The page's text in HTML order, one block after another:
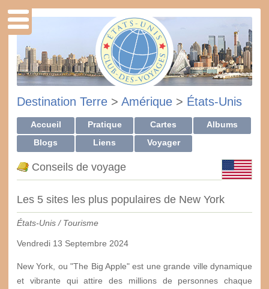
Destination Terre > Amérique > États-Unis
Accueil Pratique Cartes
Albums
Blogs
Liens Voyager
Conseils de voyage
Les 5 sites les plus populaires de New York
États-Unis / Tourisme
Vendredi 13 Septembre 2024
New York, ou "The Big Apple" est une grande ville dynamique
et vibrante qui attire des millions de personnes chaque